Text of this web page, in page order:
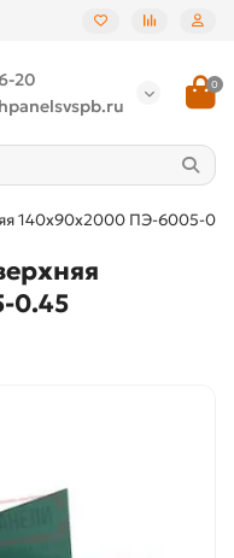
20
0
140х90х2000 ПЭ-6005-
0.45